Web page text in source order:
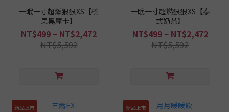
一眠一寸超燃狠狠XS【榛
果黑摩卡】
NT$499 ~ NT$2,472
NT$5,592
一眠一寸超燃狠狠XS【泰
式奶茶】
NT$499 ~ NT$2,472
NT$5,592
新品上市 新品上市